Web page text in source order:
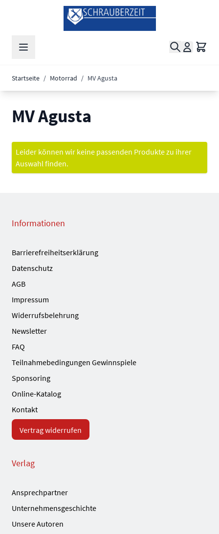
Zum Inhalt springen
Suche
Startseite / Motorrad / MV Agusta
MV Agusta
Leider können wir keine passenden Produkte zu ihrer
Auswahl finden.
Informationen
Barrierefreiheitserklärung
Datenschutz
AGB
Impressum
Widerrufsbelehrung
Newsletter
FAQ
Teilnahmebedingungen Gewinnspiele
Sponsoring
Online-Katalog
Kontakt
Vertrag widerrufen
Verlag
Ansprechpartner
Unternehmensgeschichte
Unsere Autoren